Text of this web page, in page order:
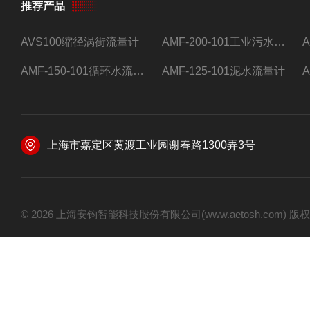
推荐产品
AVS100缩径涡街流量计 AMF-200-101工业污水流量计
AMF-150-101循环水流量计,电磁流量计 AMF-125-101泥水流量计
上海市嘉定区黄渡工业园谢春路1300弄3号
© 2026 上海安钧智能科技股份有限公司(www.aetosh.com)